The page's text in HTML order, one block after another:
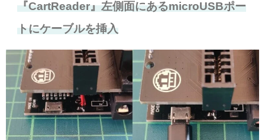
『CartReader』左側面にあるmicroUSBポー
トにケーブルを挿入